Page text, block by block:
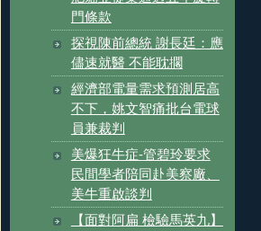
門條款
探視陳前總統 謝長廷：應
儘速就醫 不能耽擱
經濟部電量需求預測居高
不下，姚文智痛批台電球
員兼裁判
美爆狂牛症-管碧玲要求
民間學者陪同赴美察廠、
美牛重啟談判
【面對阿扁 檢驗馬英九】